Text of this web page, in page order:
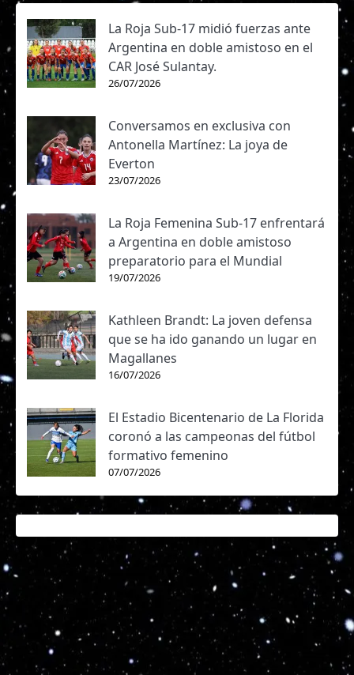
La Roja Sub-17 midió fuerzas ante
Argentina en doble amistoso en el
CAR José Sulantay.
26/07/2026
Conversamos en exclusiva con
Antonella Martínez: La joya de
Everton
23/07/2026
La Roja Femenina Sub-17 enfrentará
a Argentina en doble amistoso
preparatorio para el Mundial
19/07/2026
Kathleen Brandt: La joven defensa
que se ha ido ganando un lugar en
Magallanes
16/07/2026
El Estadio Bicentenario de La Florida
coronó a las campeonas del fútbol
formativo femenino
07/07/2026